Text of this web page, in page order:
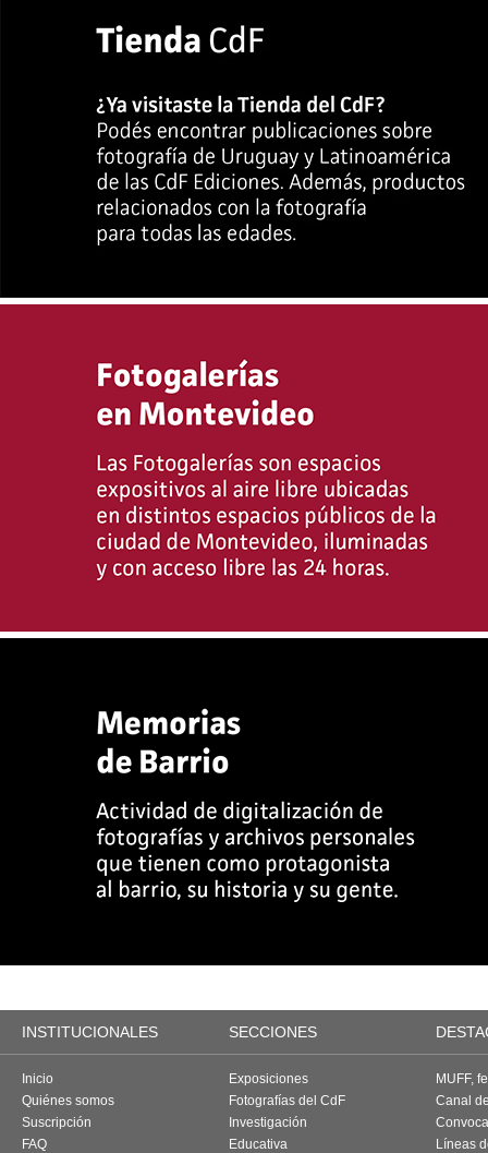
INSTITUCIONALES SECCIONES
Inicio
Quiénes somos
Suscripción
FAQ
Exposiciones
Fotografías del CdF
Investigación
Educativa
MUFF,
Canal
Líneas